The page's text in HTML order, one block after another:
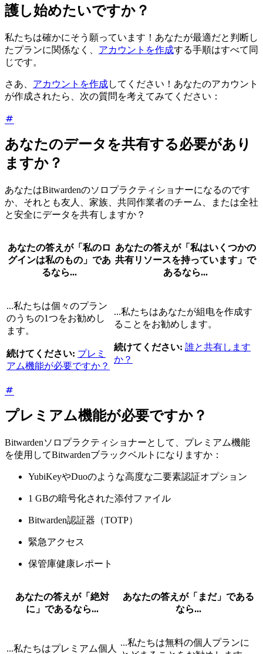
護し始めたいですか？
私たちは確かにそう願っています！あなたが最適だと判断し
たプランに関係なく、 アカウントを作成する手順はすべて同
じです。
さあ、 アカウントを作成してください！あなたのアカウント
が作成されたら、次の質問を考えてみてください：
あなたのデータを共有する必要があり
ますか？
あなたはBitwardenのソロプラクティショナーになるのです
か、それとも友人、家族、共同作業者のチーム、または全社
と安全にデータを共有しますか？
あなたの答えが「私のロ
グインは私のもの」であ
るなら...
あなたの答えが「私はいくつかの
共有リソースを持っています」で
あるなら...
...私たちは個々のプラン
のうちの1つをお勧めし
ます。
続けてください: プレミ
アム機能が必要ですか？
...私たちはあなたが組电を作成す
ることをお勧めします。
続けてください: 誰と共有します
か？
プレミアム機能が必要ですか？
Bitwardenソロプラクティショナーとして、プレミアム機能
を使用してBitwardenブラックベルトになりますか：
YubiKeyやDuoのような高度な二要素認証オプション
1 GBの暗号化された添付ファイル
Bitwarden認証器（TOTP）
緊急アクセス
保管庫健康レポート
あなたの答えが「絶対
に」であるなら...
あなたの答えが「まだ」である
なら...
...私たちはプレミアム個人
...私たちは無料の個人プランに